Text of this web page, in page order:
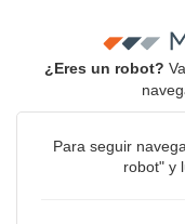
¿Eres un robot?
Para seguir
robot" y